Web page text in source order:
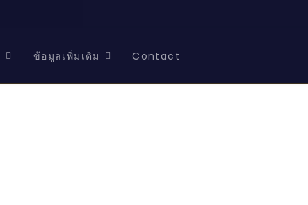
ข้อมูลเพิ่มเติม Contact